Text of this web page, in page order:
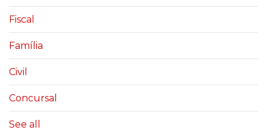
Fiscal
Família
Civil
Concursal
See all